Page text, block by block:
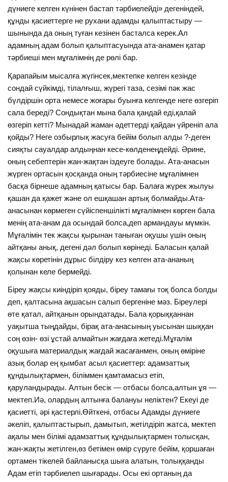
дүниеге келген күнінен бастап тәрбиелейді» дегеніндей,
құнды қасиеттерге не рухани адамды қалыптастыру —
шынында да оның туған кезінен басталса керек.Ал
адамның адам болып қалыптасуында ата-анамен қатар
тәрбиеші мен мұғалімнің де рөлі бар.
Қарапайым мысалға жүгінсек,мектепке келген кезінде
сондай сүйкімді, тілалғыш, жүрегі таза, сезімі пәк жас
бүлдіршін орта немесе жоғары буынға келгенде неге өзгеріп
сала береді? Сондықтан мына бала қандай еді,қалай
өзгеріп кетті? Мынадай жаман әдеттерді қайдан үйреніп ала
қойды? Неге озбырлық жасуға бейім болып алды ?-деген
сияқты сауалдар алдыңнан кесе-көлденеңдейді. Әрине,
оның себептерін жан-жақтан іздеуге болады. Ата-анасын
жүрген ортасын қосқанда оның тәрбиесіне мұғалімнен
басқа бірнеше адамның қатысы бар. Балаға жүрек жылуы
қашан да қажет және ол ешқашан артық болмайды.Ата-
анасынан көрмеген сүйіспеншілікті мұғалімнен көрген бала
менің ата-анам да осындай болса,деп армандауы мүмкін.
Мұғалімін тек жақсы қырынан таныған оқушы үшін оның
айтқаны анық, дегені дәл болып көрінеді. Баласын қалай
жақсы көретінін дұрыс білдіру кез келген ата-ананың
қолынан келе бермейді.
Біреу жақсы киіндіріп қояды, біреу тамағы тоқ болса болды
деп, қалтасына ақшасын салып бергеніне мәз. Біреулері
өте қатал, айтқанын орындатады. Бала қорыққаннан
уақытша тыңдайды, бірақ ата-анасының уысынан шыққан
соң өзін- өзі ұстай алмайтын жағдаға жетеді.Мұғалім
оқушыға материалдық жағдай жасағанмен, оның өміріне
азық болар ең қымбат асыл қасиеттер: адамзаттық
құндылықтармен, біліммен қамтамасыз етіп,
қаруландырады. Алтын бесік — отбасы болса,алтын ұя —
мектеп.Иә, олардың алтынға балануы неліктен? Екеуі де
қасиетті, әрі қастерлі.Өйткені, отбасы Адамды дүниеге
әкеліп, қалыптастырып, дамытып, жетілдіріп жатса, мектеп
ақалы мен білімі адамзаттық құндылықтармен толысқан,
жан-жақты жетілген,өз бетімен өмір сүруге бейім, қоршаған
ортамен тікелей байланысқа шыға алатын, толыққанды
Адам етіп тәрбиелеп шығарады. Осы екі ортаның да